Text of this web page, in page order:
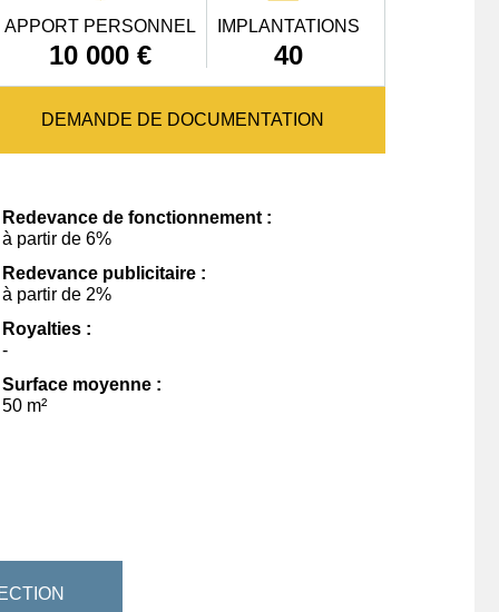
APPORT PERSONNEL
10 000 €
IMPLANTATIONS
40
DEMANDE DE DOCUMENTATION
Redevance de fonctionnement :
à partir de 6%
Redevance publicitaire :
à partir de 2%
Royalties :
-
Surface moyenne :
50 m²